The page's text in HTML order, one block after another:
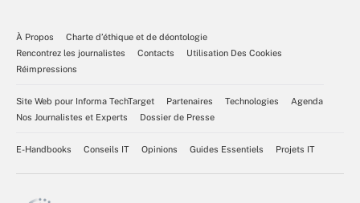
À Propos
Charte d’éthique et de déontologie
Rencontrez les journalistes
Contacts
Utilisation Des Cookies
Réimpressions
Site Web pour Informa TechTarget Partenaires Technologies
Agenda
Nos Journalistes et Experts
Dossier de Presse
E-Handbooks Conseils IT Opinions Guides Essentiels Projets IT